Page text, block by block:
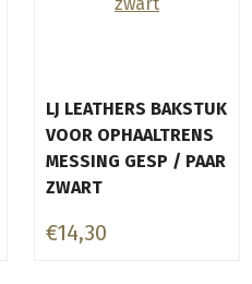
LJ LEATHERS BAKSTUK
VOOR OPHAALTRENS
MESSING GESP / PAAR
ZWART
€14,30